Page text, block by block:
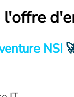
l'offre
NSI